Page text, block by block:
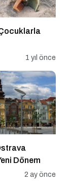
1 yıl önce
Dönem
2 ay önce